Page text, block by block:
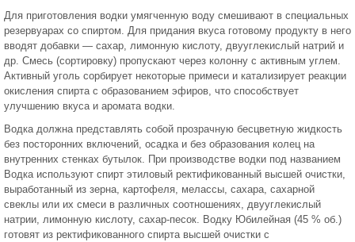
Для приготовления водки умягченную воду смешивают в специ­альных
резервуарах со спиртом. Для придания вкуса готовому продукту в него
вводят добавки — сахар, лимонную кислоту, двууглекислый натрий и
др. Смесь (сортировку) пропускают через колонну с активным углем.
Активный уголь сорбирует некоторые примеси и катализирует реакции
окисления спирта с образованием эфиров, что способствует
улучшению вкуса и арома­та водки.
Водка должна представлять собой прозрачную бесцветную жидкость
без посторонних включений, осадка и без образования колец на
внутренних стенках бутылок. При произ­водстве водки под названием
Водка используют спирт этиловый ректификованный высшей очистки,
выработанный из зерна, карто­феля, мелассы, сахара, сахарной
свеклы или их смеси в различных соотношениях, двууглекислый
натрии, лимонную кислоту, сахар-песок. Водку Юбилейная (45 % об.)
готовят из ректификованного спирта высшей очистки с